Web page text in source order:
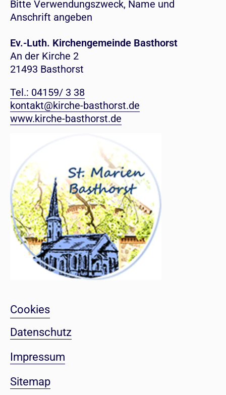
Bitte Verwendungszweck, Name und
Anschrift angeben
Ev.-Luth. Kirchengemeinde Basthorst
An der Kirche 2
21493 Basthorst
Tel.: 04159/ 3 38
kontakt@kirche-basthorst.de
www.kirche-basthorst.de
Cookies
Datenschutz
Impressum
Sitemap